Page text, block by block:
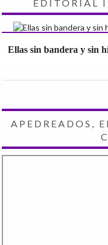
EDITORIAL
Ellas sin bandera y sin
APEDREADOS,